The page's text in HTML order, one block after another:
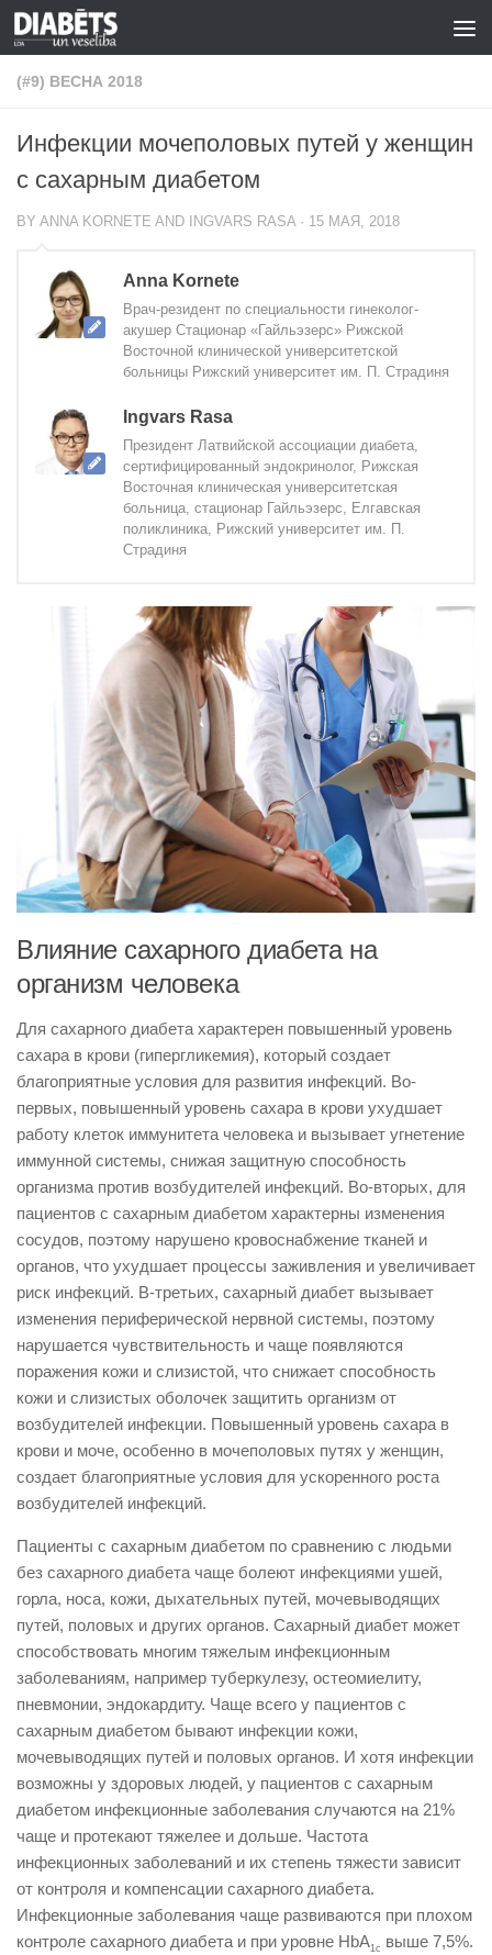
Skip to content
(#9) ВЕСНА 2018
Инфекции мочеполовых путей у женщин
с сахарным диабетом
BY ANNA KORNETE AND INGVARS RASA · 15 МАЯ, 2018
Anna Kornete
Врач-резидент по специальности гинеколог-
акушер Стационар «Гайльэзерс» Рижской
Восточной клинической университетской
больницы Рижский университет им. П. Страдиня
Ingvars Rasa
Президент Латвийской ассоциации диабета,
сертифицированный эндокринолог, Рижская
Восточная клиническая университетская
больница, стационар Гайльэзерс, Елгавская
поликлиника, Рижский университет им. П.
Страдиня
Влияние сахарного диабета на
организм человека
Для сахарного диабета характерен повышенный уровень
сахара в крови (гипергликемия), который создает
благоприятные условия для развития инфекций. Во-
первых, повышенный уровень сахара в крови ухудшает
работу клеток иммунитета человека и вызывает угнетение
иммунной системы, снижая защитную способность
организма против возбудителей инфекций. Во-вторых, для
пациентов с сахарным диабетом характерны изменения
сосудов, поэтому нарушено кровоснабжение тканей и
органов, что ухудшает процессы заживления и увеличивает
риск инфекций. В-третьих, сахарный диабет вызывает
изменения периферической нервной системы, поэтому
нарушается чувствительность и чаще появляются
поражения кожи и слизистой, что снижает способность
кожи и слизистых оболочек защитить организм от
возбудителей инфекции. Повышенный уровень сахара в
крови и моче, особенно в мочеполовых путях у женщин,
создает благоприятные условия для ускоренного роста
возбудителей инфекций.
Пациенты с сахарным диабетом по сравнению с людьми
без сахарного диабета чаще болеют инфекциями ушей,
горла, носа, кожи, дыхательных путей, мочевыводящих
путей, половых и других органов. Сахарный диабет может
способствовать многим тяжелым инфекционным
заболеваниям, например туберкулезу, остеомиелиту,
пневмонии, эндокардиту. Чаще всего у пациентов с
сахарным диабетом бывают инфекции кожи,
мочевыводящих путей и половых органов. И хотя инфекции
возможны у здоровых людей, у пациентов с сахарным
диабетом инфекционные заболевания случаются на 21%
чаще и протекают тяжелее и дольше. Частота
инфекционных заболеваний и их степень тяжести зависит
от контроля и компенсации сахарного диабета.
Инфекционные заболевания чаще развиваются при плохом
контроле сахарного диабета и при уровне HbA1c выше 7,5%.